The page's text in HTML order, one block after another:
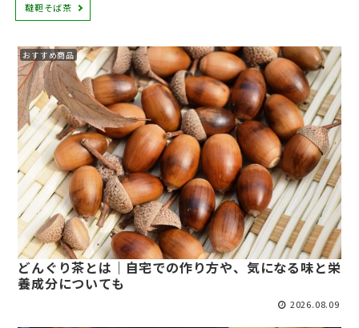
韃靼そば茶
おすすめ商品
どんぐり茶とは｜自宅での作り方や、気になる味と栄
養成分についても
2026.08.09